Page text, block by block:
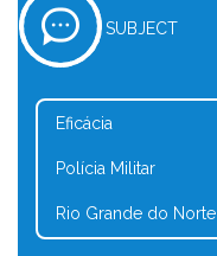
SUBJECT
Eficácia
Polícia Militar
Rio Grande do Norte